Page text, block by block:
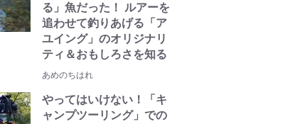
る」魚だった！ ルアーを
追わせて釣りあげる「ア
ユイング」のオリジナリ
ティ＆おもしろさを知る
あめのちはれ
やってはいけない！「キ
ャンプツーリング」での